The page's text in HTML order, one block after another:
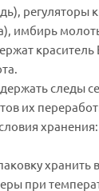
регуляторы
имбирь
краситель
следы
их
хранения:
хранить
при